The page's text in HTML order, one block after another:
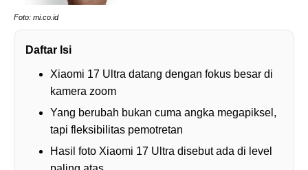
Foto: mi.co.id
Daftar Isi
Xiaomi 17 Ultra datang dengan fokus besar di
kamera zoom
Yang berubah bukan cuma angka megapiksel,
tapi fleksibilitas pemotretan
Hasil foto Xiaomi 17 Ultra disebut ada di level